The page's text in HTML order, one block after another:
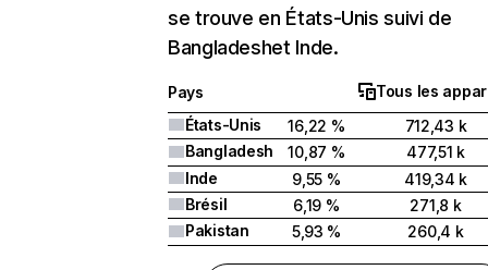
se trouve en États-Unis suivi de
Bangladeshet Inde.
Pays
Tous les
États-Unis
16,22 %
712,43 k
Bangladesh
10,87 %
477,51 k
Inde
9,55 %
419,34 k
Brésil
6,19 %
271,8 k
Pakistan
5,93 % 260,4 k